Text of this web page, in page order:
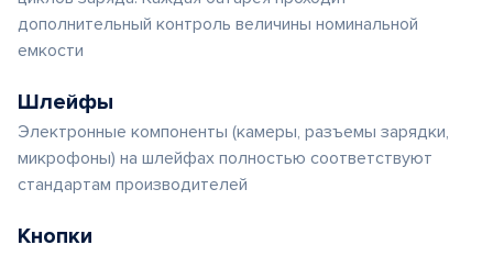
дополнительный контроль величины номинальной
емкости
Шлейфы
Электронные компоненты (камеры, разъемы зарядки,
микрофоны) на шлейфах полностью соответствуют
стандартам производителей
Кнопки